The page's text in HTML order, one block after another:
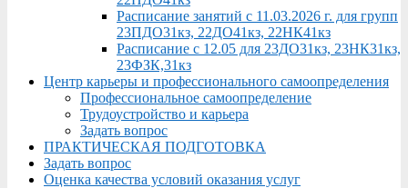
Расписание занятий с 11.03.2026 г. для групп
23ПДО31кз, 22ДО41кз, 22НК41кз
Расписание с 12.05 для 23ДО31кз, 23НК31кз,
23ФЗК,31кз
Центр карьеры и профессионального самоопределения
Профессиональное самоопределение
Трудоустройство и карьера
Задать вопрос
ПРАКТИЧЕСКАЯ ПОДГОТОВКА
Задать вопрос
Оценка качества условий оказания услуг